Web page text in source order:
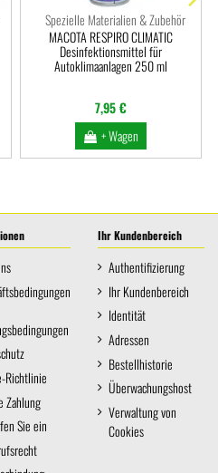
Spezielle Materialien & Zubehör
MACOTA RESPIRO CLIMATIC
Desinfektionsmittel für
Autoklimaanlagen 250 ml
7,95 €
+ Wagen
Richtlinie
Zahlung
Sie ein
Ihr Kundenbereich
Authentifizierung
Ihr Kundenbereich
Identität
Adressen
Bestellhistorie
Überwachungshost
Verwaltung von
Cookies